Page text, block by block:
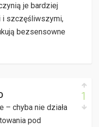
je bardziej
i szczęśliwszymi,
bezsensowne
– chyba nie działa
pod
1